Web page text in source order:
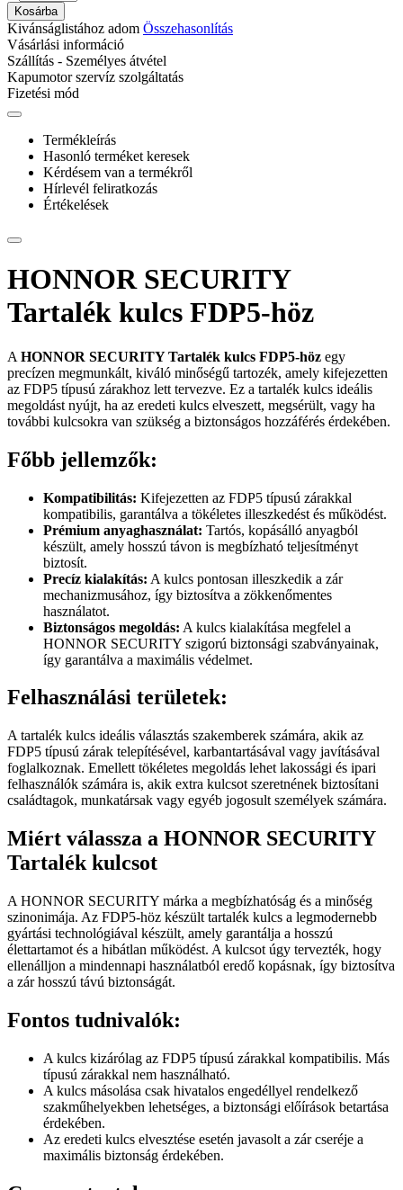
Kosárba
Kivánságlistához adom Összehasonlítás
Vásárlási információ
Szállítás - Személyes átvétel
Kapumotor szervíz szolgáltatás
Fizetési mód
Termékleírás
Hasonló terméket keresek
Kérdésem van a termékről
Hírlevél feliratkozás
Értékelések
HONNOR SECURITY
Tartalék kulcs FDP5-höz
A HONNOR SECURITY Tartalék kulcs FDP5-höz egy
precízen megmunkált, kiváló minőségű tartozék, amely kifejezetten
az FDP5 típusú zárakhoz lett tervezve. Ez a tartalék kulcs ideális
megoldást nyújt, ha az eredeti kulcs elveszett, megsérült, vagy ha
további kulcsokra van szükség a biztonságos hozzáférés érdekében.
Főbb jellemzők:
Kompatibilitás: Kifejezetten az FDP5 típusú zárakkal
kompatibilis, garantálva a tökéletes illeszkedést és működést.
Prémium anyaghasználat: Tartós, kopásálló anyagból
készült, amely hosszú távon is megbízható teljesítményt
biztosít.
Precíz kialakítás: A kulcs pontosan illeszkedik a zár
mechanizmusához, így biztosítva a zökkenőmentes
használatot.
Biztonságos megoldás: A kulcs kialakítása megfelel a
HONNOR SECURITY szigorú biztonsági szabványainak,
így garantálva a maximális védelmet.
Felhasználási területek:
A tartalék kulcs ideális választás szakemberek számára, akik az
FDP5 típusú zárak telepítésével, karbantartásával vagy javításával
foglalkoznak. Emellett tökéletes megoldás lehet lakossági és ipari
felhasználók számára is, akik extra kulcsot szeretnének biztosítani
családtagok, munkatársak vagy egyéb jogosult személyek számára.
Miért válassza a HONNOR SECURITY
Tartalék kulcsot
A HONNOR SECURITY márka a megbízhatóság és a minőség
szinonimája. Az FDP5-höz készült tartalék kulcs a legmodernebb
gyártási technológiával készült, amely garantálja a hosszú
élettartamot és a hibátlan működést. A kulcsot úgy tervezték, hogy
ellenálljon a mindennapi használatból eredő kopásnak, így biztosítva
a zár hosszú távú biztonságát.
Fontos tudnivalók:
A kulcs kizárólag az FDP5 típusú zárakkal kompatibilis. Más
típusú zárakkal nem használható.
A kulcs másolása csak hivatalos engedéllyel rendelkező
szakműhelyekben lehetséges, a biztonsági előírások betartása
érdekében.
Az eredeti kulcs elvesztése esetén javasolt a zár cseréje a
maximális biztonság érdekében.